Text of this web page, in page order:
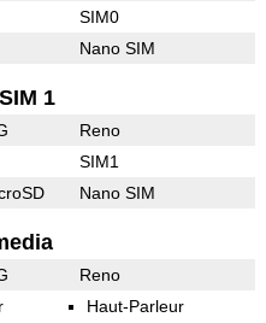
SIM0
Nano SIM
1
Reno
SIM1
Nano SIM
Reno
Haut-Parleur